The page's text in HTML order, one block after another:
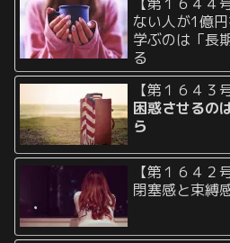
ない人が1億
学ぶのは「長
る
【第１６４３
困惑させるの
ら
【第１６４２
閉塞感と束縛